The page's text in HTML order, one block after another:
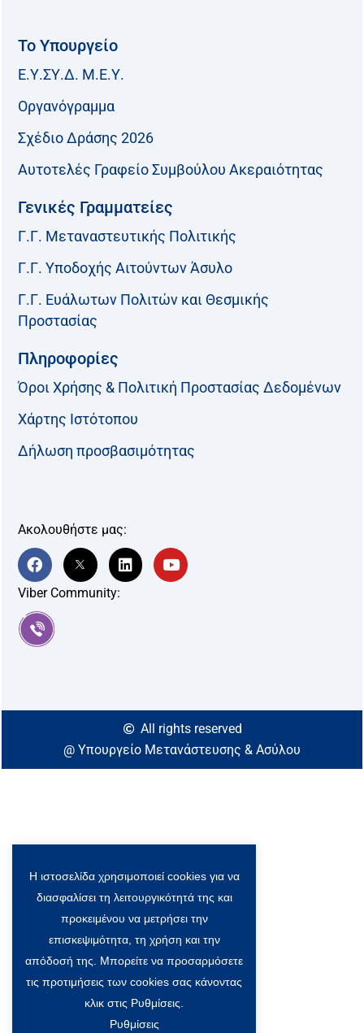
Το Υπουργείο
Ε.Υ.ΣΥ.Δ. Μ.Ε.Υ.
Οργανόγραμμα
Σχέδιο Δράσης 2026
Αυτοτελές Γραφείο Συμβούλου Ακεραιότητας
Γενικές Γραμματείες
Γ.Γ. Μεταναστευτικής Πολιτικής
Γ.Γ. Υποδοχής Αιτούντων Άσυλο
Γ.Γ. Ευάλωτων Πολιτών και Θεσμικής
Προστασίας
Πληροφορίες
Όροι Χρήσης & Πολιτική Προστασίας Δεδομένων
Χάρτης Ιστότοπου
Δήλωση προσβασιμότητας
Ακολουθήστε μας:
F
a
c
e
b
o
o
T
w
i
t
o
i
a
l
L
i
n
Y
o
u
Viber Community:
All rights reserved
@ Υπουργείο Μετανάστευσης & Ασύλου
Η ιστοσελίδα χρησιμοποιεί cookies για να
διασφαλίσει τη λειτουργικότητά της και
προκειμένου να μετρήσει την
επισκεψιμότητα, τη χρήση και την
απόδοσή της. Μπορείτε να προσαρμόσετε
τις προτιμήσεις των cookies σας κάνοντας
κλικ στις Ρυθμίσεις.
Ρυθμίσεις